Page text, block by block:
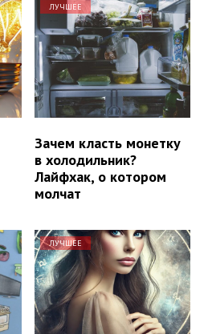
ЛУЧШЕЕ
Зачем класть монетку
в холодильник?
Лайфхак, о котором
молчат
ЛУЧШЕЕ